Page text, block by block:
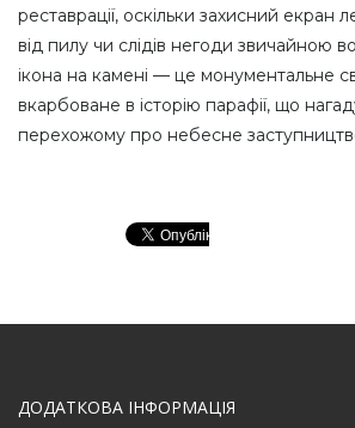
реставрації, оскільки захисний екран
від пилу чи слідів негоди звичайною
ікона на камені — це монументальне
вкарбоване в історію парафії, що
перехожому про небесне
ДОДАТКОВА ІНФОРМАЦІЯ